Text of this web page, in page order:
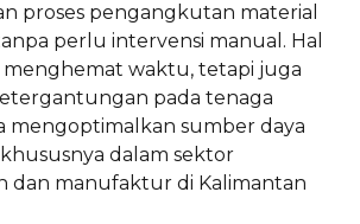
proses pengangkutan material
perlu intervensi manual. Hal
menghemat waktu, tetapi juga
pada tenaga
mengoptimalkan sumber daya
dalam sektor
dan manufaktur di Kalimantan